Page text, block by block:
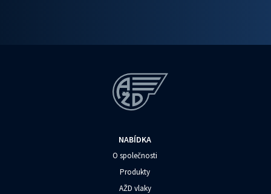
NABÍDKA
O společnosti
Produkty
AŽD vlaky